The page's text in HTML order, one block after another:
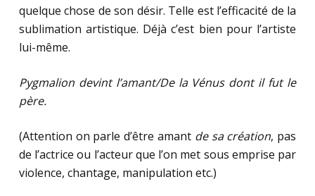
quelque chose de son désir. Telle est l’efficacité de la
sublimation artistique. Déjà c’est bien pour l’artiste
lui-même.
Pygmalion devint l’amant/De la Vénus dont il fut le
père.
(Attention on parle d’être amant de sa création, pas
de l’actrice ou l’acteur que l’on met sous emprise par
violence, chantage, manipulation etc.)